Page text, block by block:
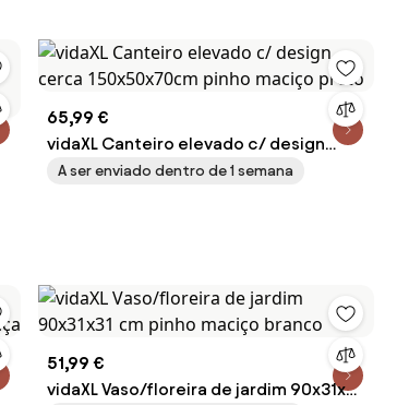
65,99 €
vidaXL Canteiro elevado c/ design
cerca 150x50x70cm pinho maciço
A ser enviado dentro de 1 semana
51,99 €
vidaXL Vaso/floreira de jardim 90x31x31